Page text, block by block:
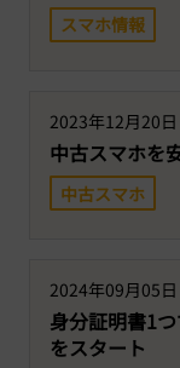
スマホ情報
2023年12月20日
中古スマホを
中古スマホ
2024年09月05日
身分証明書1
をスタート